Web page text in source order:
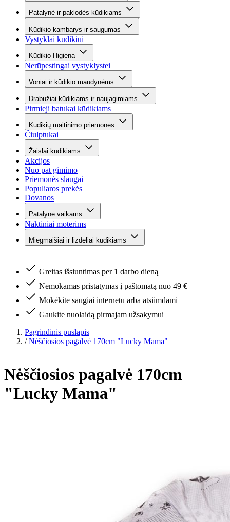
Patalynė ir paklodės kūdikiams
Kūdikio kambarys ir saugumas
Vystyklai kūdikiui
Kūdikio Higiena
Nerūpestingai vystyklystei
Voniai ir kūdikio maudynėms
Drabužiai kūdikiams ir naujagimiams
Pirmieji batukai kūdikiams
Kūdikių maitinimo priemonės
Čiulptukai
Žaislai kūdikiams
Akcijos
Nuo pat gimimo
Priemonės slaugai
Populiaros prekės
Dovanos
Patalynė vaikams
Naktiniai moterims
Miegmaišiai ir lizdeliai kūdikiams
Greitas išsiuntimas per 1 darbo dieną
Nemokamas pristatymas į paštomatą nuo 49 €
Mokėkite saugiai internetu arba atsiimdami
Gaukite nuolaidą pirmajam užsakymui
Pagrindinis puslapis
/ Nėščiosios pagalvė 170cm "Lucky Mama"
Nėščiosios pagalvė 170cm
"Lucky Mama"